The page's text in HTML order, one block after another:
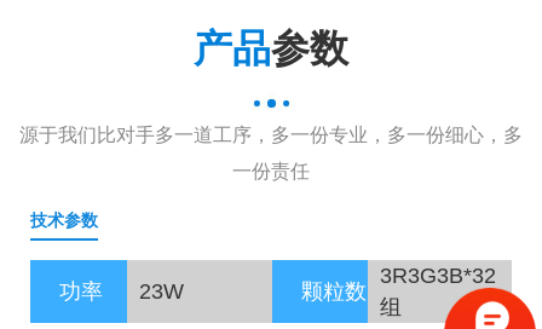
产品参数
源于我们比对手多一道工序，多一份专业，多一份细心，多
一份责任
技术参数
功率 23W 颗粒数
3R3G3B*32
组